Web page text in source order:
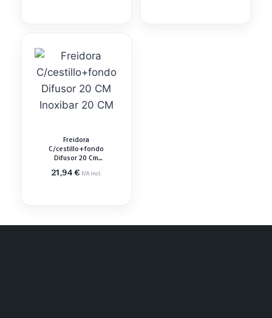
Freidora
C/cestillo+fondo
Difusor 20 Cm
21,94€ IVA incl.